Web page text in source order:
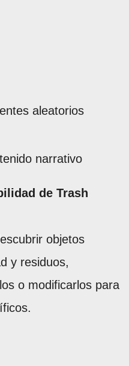
aleatorios
narrativo
de Trash
objetos
y residuos,
o modificarlos para